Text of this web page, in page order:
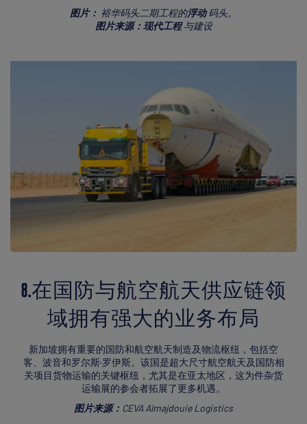
图片： 裕华码头二期工程的浮动码头。
图片来源：现代工程与建设
8.在国防与航空航天供应链领
域拥有强大的业务布局
新加坡拥有重要的国防和航空航天制造及物流枢纽，包括空
客、波音和罗尔斯·罗伊斯。该国是超大尺寸航空航天及国防相
关项目货物运输的关键枢纽，尤其是在亚太地区，这为件杂货
运输展的参会者拓展了更多机遇。
图片来源： CEVA Almajdouie Logistics